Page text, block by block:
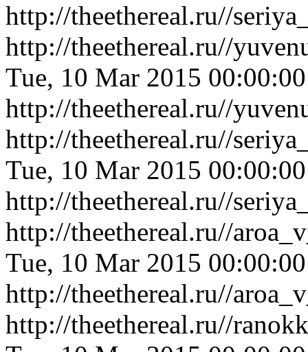
http://theethereal.ru//
http://theethereal.ru//
Tue, 10 Mar 2015
http://theethereal.ru//
http://theethereal.ru//
Tue, 10 Mar 2015
http://theethereal.ru//
http://theethereal.ru//
Tue, 10 Mar 2015
http://theethereal.ru//
http://theethereal.ru//